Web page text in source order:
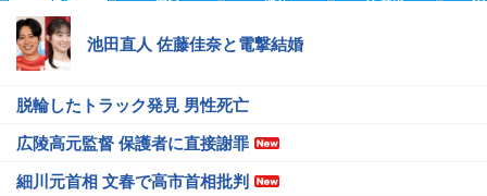
池田直人 佐藤佳奈と電撃結婚
脱輪したトラック発見 男性死亡
広陵高元監督 保護者に直接謝罪
細川元首相 文春で高市首相批判